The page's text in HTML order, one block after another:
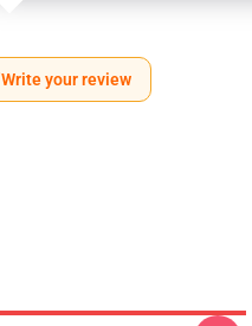
Write your review